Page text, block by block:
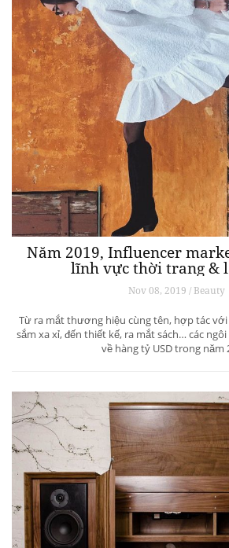
Năm 2019, Influencer
lĩnh vực thời trang &
Nov 08, 2019 / Beauty
Từ ra mắt thương hiệu cùng tên, hợp tác
sắm xa xỉ, đến thiết kế, ra mắt sách… các
về hàng tỷ USD trong năm